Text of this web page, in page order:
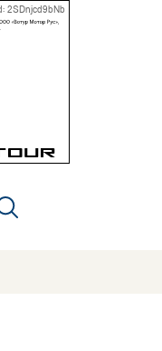
2SDnjcd9bNb